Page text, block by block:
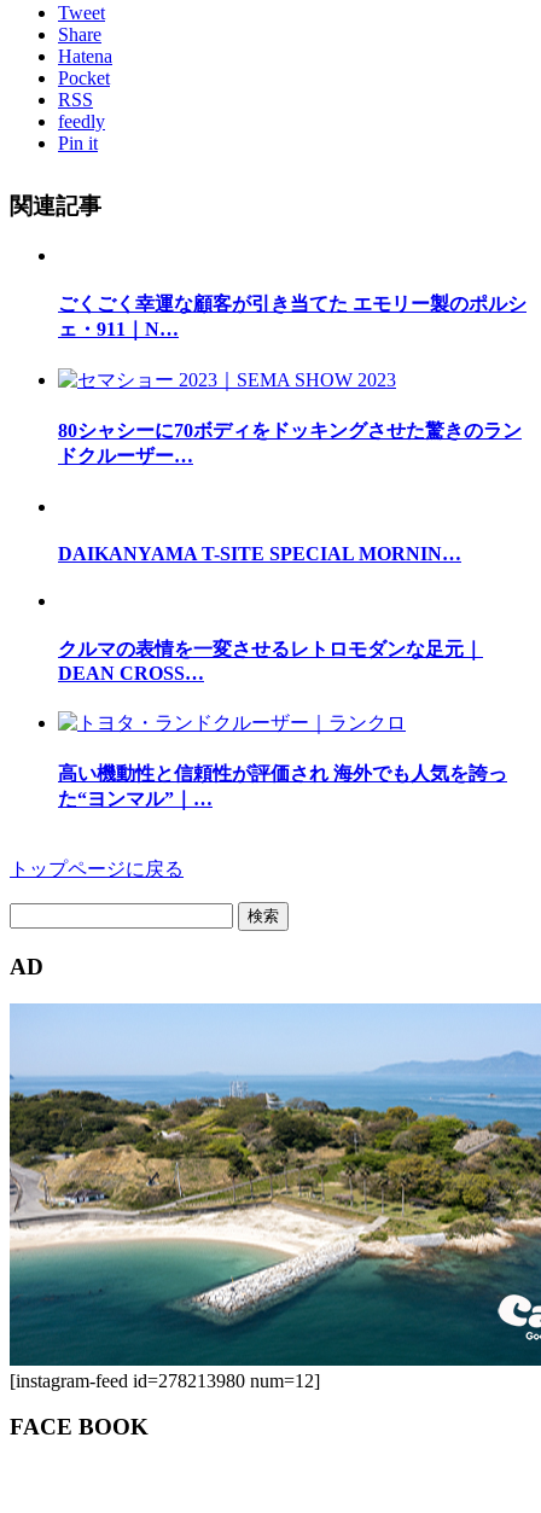
Tweet
Share
Hatena
Pocket
RSS
feedly
Pin it
関連記事
ごくごく幸運な顧客が引き当てた エモリー製のポルシ
ェ・911｜N…
80シャシーに70ボディをドッキングさせた驚きのラン
ドクルーザー…
DAIKANYAMA T-SITE SPECIAL MORNIN…
クルマの表情を一変させるレトロモダンな足元｜
DEAN CROSS…
高い機動性と信頼性が評価され 海外でも人気を誇っ
た“ヨンマル”｜…
トップページに戻る
AD
[instagram-feed id=278213980 num=12]
FACE BOOK